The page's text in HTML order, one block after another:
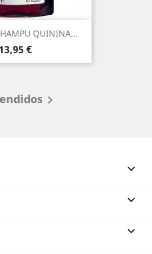
QUININA...
Precio
13,95 €



